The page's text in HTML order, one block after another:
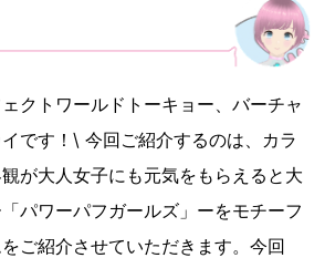
クトワールドトーキョー、バーチャ
です！\ 今回ご紹介するのは、カラ
が大人女子にも元気をもらえると大
パワーパフガールズ」ーをモチーフ
ご紹介させていただきます。今回